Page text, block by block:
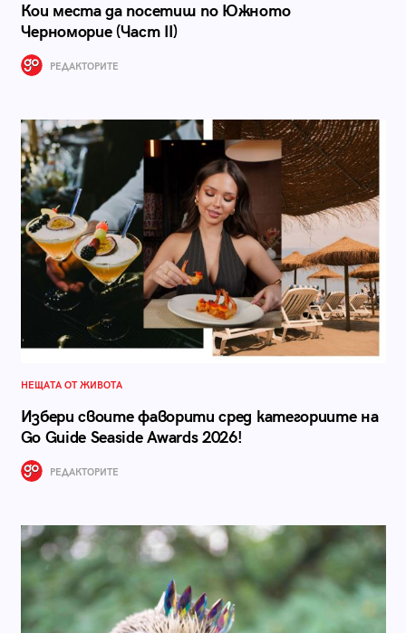
Кои места да посетиш по Южното
Черноморие (Част II)
РЕДАКТОРИТЕ
НЕЩАТА ОТ ЖИВОТА
Избери своите фаворити сред категориите на
Go Guide Seaside Awards 2026!
РЕДАКТОРИТЕ